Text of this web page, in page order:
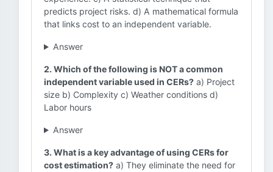
predicts project risks. d) A mathematical formula
that links cost to an independent variable.
Answer
2. Which of the following is NOT a common
independent variable used in CERs? a) Project
size b) Complexity c) Weather conditions d)
Labor hours
Answer
3. What is a key advantage of using CERs for
cost estimation? a) They eliminate the need for